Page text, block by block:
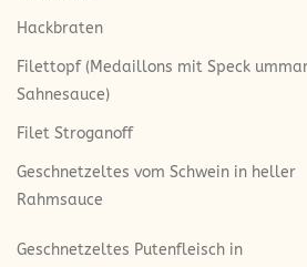
Hackbraten
Filettopf (Medaillons mit Speck
Sahnesauce)
Filet Stroganoff
Geschnetzeltes vom Schwein in heller
Rahmsauce
Geschnetzeltes Putenfleisch in